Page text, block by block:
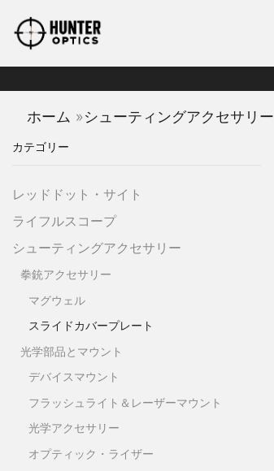
ホーム »シューティングアクセサリー
カテゴリー
レッドドット・サイト
ライフルスコープ
シューティングアクセサリー
拳銃アクセサリー
マグウェル
スライドカバープレート
光学部品とマウント
デバイスマウント
フラッシュライト＆レーザーマウント
光学アクセサリー
オプティック・ライザー